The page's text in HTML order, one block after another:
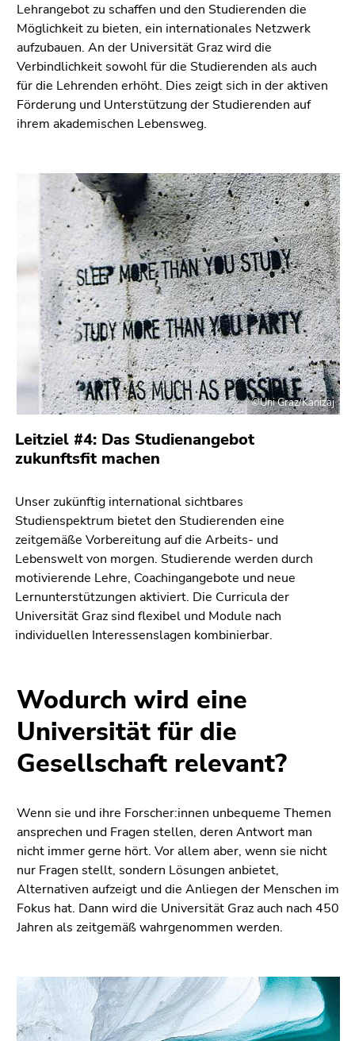
Lehrangebot zu schaffen und den Studierenden die
Möglichkeit zu bieten, ein internationales Netzwerk
aufzubauen. An der Universität Graz wird die
Verbindlichkeit sowohl für die Studierenden als auch
für die Lehrenden erhöht. Dies zeigt sich in der aktiven
Förderung und Unterstützung der Studierenden auf
ihrem akademischen Lebensweg.
©Uni Graz/Kanizaj
Leitziel #4: Das Studienangebot
zukunftsfit machen
Unser zukünftig international sichtbares
Studienspektrum bietet den Studierenden eine
zeitgemäße Vorbereitung auf die Arbeits- und
Lebenswelt von morgen. Studierende werden durch
motivierende Lehre, Coachingangebote und neue
Lernunterstützungen aktiviert. Die Curricula der
Universität Graz sind flexibel und Module nach
individuellen Interessenslagen kombinierbar.
Wodurch wird eine
Universität für die
Gesellschaft relevant?
Wenn sie und ihre Forscher:innen unbequeme Themen
ansprechen und Fragen stellen, deren Antwort man
nicht immer gerne hört. Vor allem aber, wenn sie nicht
nur Fragen stellt, sondern Lösungen anbietet,
Alternativen aufzeigt und die Anliegen der Menschen im
Fokus hat. Dann wird die Universität Graz auch nach 450
Jahren als zeitgemäß wahrgenommen werden.